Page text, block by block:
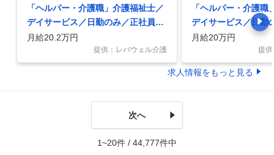
「ヘルパー・介護職」介護福祉士／
デイサービス／日勤のみ／正社員／
週休2日！
月給20.2万円
提供：レバウェル介護
「ヘルパー・介護職
デイサービス／日勤
資格手当あり！
月給20万円
提
求人情報をもっと見る
次へ
1~20件 / 44,777件中